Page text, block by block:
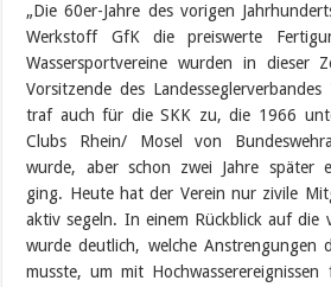
„Die 60er-Jahre des vorigen
Werkstoff GfK die preiswerte
Wassersportvereine wurden in dieser
Vorsitzende des
traf auch für die SKK zu, die 1966
Clubs Rhein/ Mosel von
wurde, aber schon zwei Jahre später
ging. Heute hat der Verein nur zivile
aktiv segeln. In einem Rückblick auf die
wurde deutlich, welche Anstrengungen
musste, um mit